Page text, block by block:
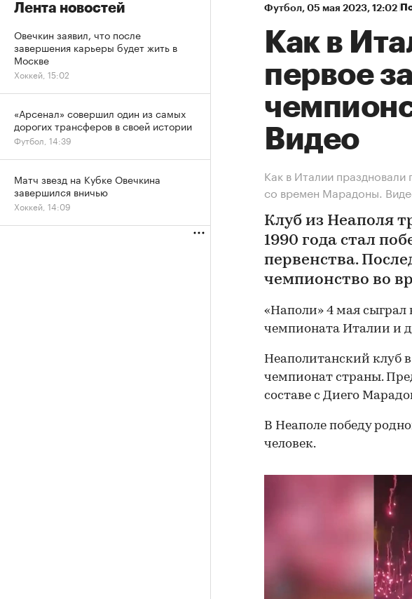
Футбол⁠, 05 мая 2023, 12:02
Как в
первое
Видео
Как в Италии
со времен Марадоны.
Клуб из Неаполя
1990 года стал
первенства.
чемпионство во
«Наполи» 4 мая сыграл
чемпионата Италии и
Неаполитанский клуб
чемпионат страны.
составе с Диего
В Неаполе победу
человек.
Лента новостей
Овечкин заявил, что после
завершения карьеры будет жить в
Москве
Хоккей, 15:02
«Арсенал» совершил один из самых
дорогих трансферов в своей истории
Футбол, 14:39
Матч звезд на Кубке Овечкина
завершился вничью
Хоккей, 14:09